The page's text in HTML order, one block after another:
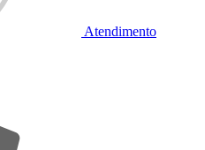
Atendimento